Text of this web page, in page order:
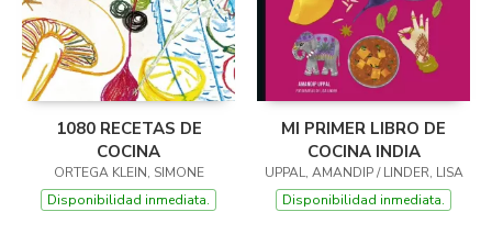
1080 RECETAS DE
COCINA
ORTEGA KLEIN, SIMONE
Disponibilidad inmediata.
MI PRIMER LIBRO DE
COCINA INDIA
UPPAL, AMANDIP / LINDER, LISA
Disponibilidad inmediata.